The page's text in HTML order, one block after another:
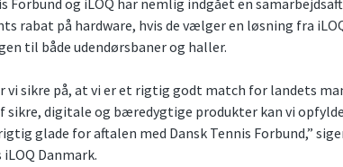
rabat på hardware, hvis de vælger en løsning fra
til både udendørsbaner og haller.
vi sikre på, at vi er et rigtig godt match for landets
sikre, digitale og bæredygtige produkter kan vi
glade for aftalen med Dansk Tennis Forbund,”
Danmark.